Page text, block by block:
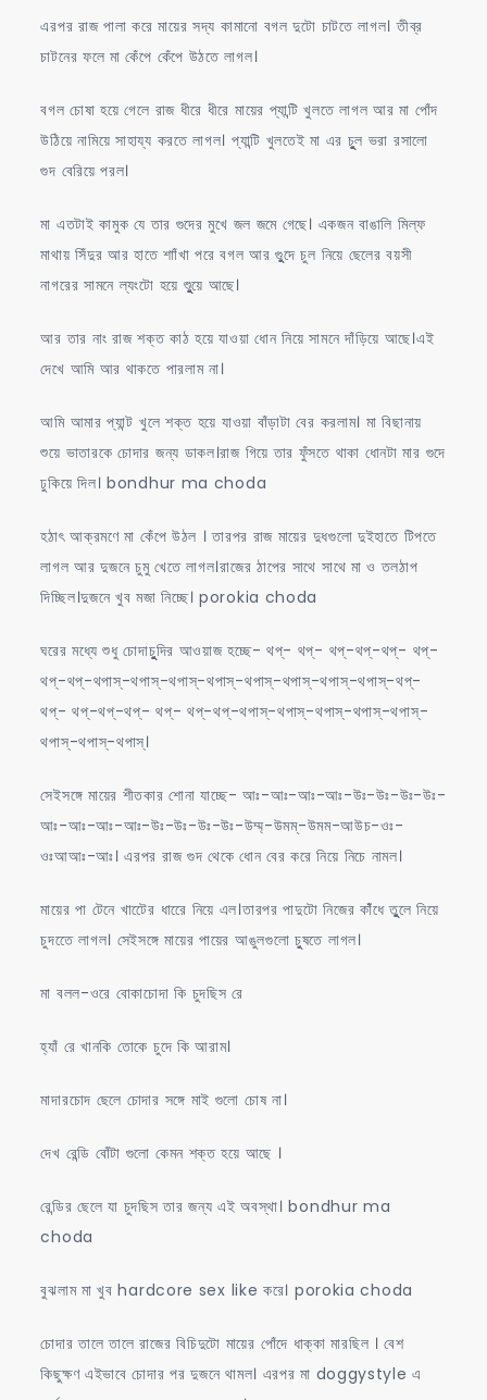
এরপর রাজ পালা করে মায়ের সদ্য কামানো বগল দুটো চাটতে লাগল। তীব্র
চাটনের ফলে মা কেঁপে কেঁপে উঠতে লাগল।
বগল চোষা হয়ে গেলে রাজ ধীরে ধীরে মায়ের প্যান্টি খুলতে লাগল আর মা পোঁদ
উঠিয়ে নামিয়ে সাহায্য করতে লাগল। প্যান্টি খুলতেই মা এর চুুুল ভরা রসালো
গুদ বেরিয়ে পরল।
মা এতটাই কামুক যে তার গুদের মুখে জল জমে গেছে। একজন বাঙালি মিল্ফ
মাথায় সিঁদুর আর হাতে শাাঁখা পরে বগল আর গুুুদে চুল নিয়ে ছেলের বয়সী
নাগরের সামনে ল্যংটো হয়ে শুুুুয়ে আছে।
আর তার নাং রাজ শক্ত কাঠ হয়ে যাওয়া ধোন নিয়ে সামনে দাঁড়িয়ে আছে।এই
দেখে আমি আর থাকতে পারলাম না।
আমি আমার প্যান্ট খুলে শক্ত হয়ে যাওয়া বাঁড়াটা বের করলাম। মা বিছানায়
শুয়ে ভাতারকে চোদার জন্য ডাকল।রাজ গিয়ে তার ফুঁসতে থাকা ধোনটা মার গুদে
ঢুকিয়ে দিল। bondhur ma choda
হঠাৎ আক্রমণে মা কেঁপে উঠল । তারপর রাজ মায়ের দুধগুলো দুইহাতে টিপতে
লাগল আর দুজনে চুমু খেতে লাগল।রাজের ঠাপের সাথে সাথে মা ও তলঠাপ
দিচ্ছিল।দুজনে খুব মজা নিচ্ছে। porokia choda
ঘরের মধ্যে শুধু চোদাচুুুদির আওয়াজ হচ্ছে- থপ্- থপ্- থপ্-থপ্-থপ্- থপ্-
থপ্-থপ্-থপাস্-থপাস্-থপাস্-থপাস্-থপাস্-থপাস্-থপাস্-থপাস্-থপ্-
থপ্- থপ্-থপ্-থপ্- থপ্- থপ্-থপ্-থপাস্-থপাস্-থপাস্-থপাস্-থপাস্-
থপাস্-থপাস্-থপাস্।
সেইসঙ্গে মায়ের শীতকার শোনা যাচ্ছে- আঃ-আঃ-আঃ-আঃ-উঃ-উঃ-উঃ-উঃ-
আঃ-আঃ-আঃ-আঃ-উঃ-উঃ-উঃ-উঃ-উম্ম্-উমম্-উমম-আউচ-ওঃ-
ওঃআআঃ-আঃ। এরপর রাজ গুদ থেকে ধোন বের করে নিয়ে নিচে নামল।
মায়ের পা টেনে খাটেের ধারেে নিয়ে এল।তারপর পাদুটো নিজের কাঁঁধে তুুুলে নিয়ে
চুদতেে লাগল। সেইসঙ্গে মায়ের পায়ের আঙুলগুলো চুুষতে লাগল।
মা বলল-ওরে বোকাচোদা কি চুদছিস রে
হ্যাঁ রে খানকি তোকে চুদে কি আরাম।
মাদারচোদ ছেলে চোদার সঙ্গে মাই গুলো চোষ না।
দেখ রেন্ডি বোঁটা গুলো কেমন শক্ত হয়ে আছে ।
রেন্ডির ছেলে যা চুদছিস তার জন্য এই অবস্থা। bondhur ma
choda
বুঝলাম মা খুব hardcore sex like করে। porokia choda
চোদার তালে তালে রাজের বিচিদুটো মায়ের পোঁদে ধাক্কা মারছিল । বেশ
কিছুক্ষণ এইভাবে চোদার পর দুজনে থামল। এরপর মা doggystyle এ